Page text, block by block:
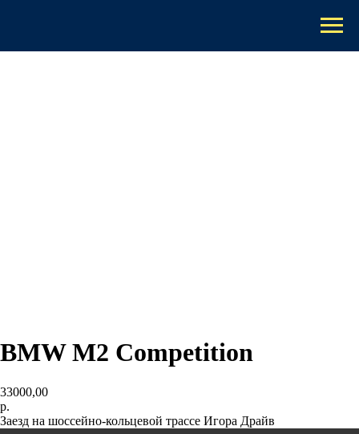
BMW M2 Competition
33000,00
р.
Заезд на шоссейно-кольцевой трассе Игора Драйв